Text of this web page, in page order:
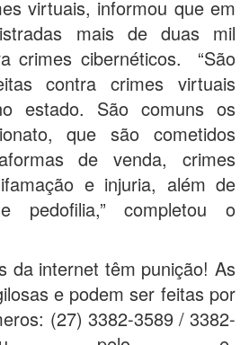
virtuais, informou que em
mais de duas mil
crimes cibernéticos. “São
contra crimes virtuais
estado. São comuns os
que são cometidos
de venda, crimes
e injuria, além de
pedofilia,” completou o
da internet têm punição! As
e podem ser feitas por
(27) 3382-3589 / 3382-